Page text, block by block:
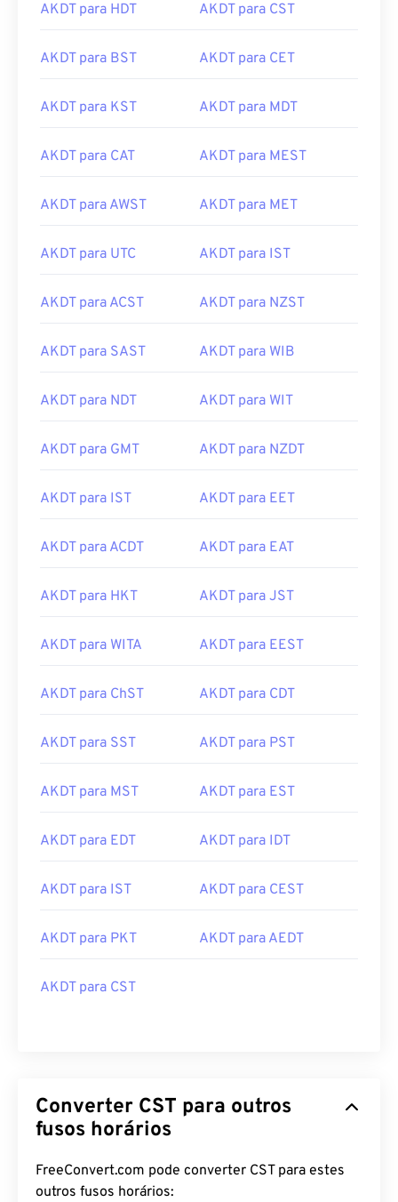
AKDT para HDT AKDT para CST
AKDT para BST AKDT para CET
AKDT para KST AKDT para MDT
AKDT para CAT AKDT para MEST
AKDT para AWST AKDT para MET
AKDT para UTC AKDT para IST
AKDT para ACST AKDT para NZST
AKDT para SAST AKDT para WIB
AKDT para NDT AKDT para WIT
AKDT para GMT AKDT para NZDT
AKDT para IST AKDT para EET
AKDT para ACDT AKDT para EAT
AKDT para HKT AKDT para JST
AKDT para WITA AKDT para EEST
AKDT para ChST AKDT para CDT
AKDT para SST AKDT para PST
AKDT para MST AKDT para EST
AKDT para EDT AKDT para IDT
AKDT para IST AKDT para CEST
AKDT para PKT AKDT para AEDT
AKDT para CST
Converter CST para outros
fusos horários
FreeConvert.com pode converter CST para estes
outros fusos horários: